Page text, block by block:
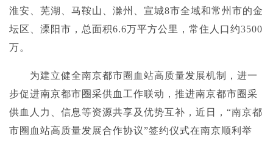
淮安、芜湖、马鞍山、滁州、宣城8市全域和常州市的金
坛区、溧阳市，总面积6.6万平方公里，常住人口约3500
万。
为建立健全南京都市圈血站高质量发展机制，进一
步促进南京都市圈采供血工作联动，推进南京都市圈采
供血人力、信息等资源共享及优势互补，近日， “南京都
市圈血站高质量发展合作协议”签约仪式在南京顺利举